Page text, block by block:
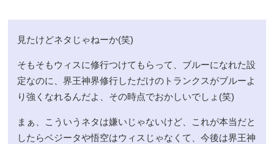
見たけどネタじゃねーか(笑)
そもそもウィスに修行つけてもらって、ブルーになれた設
定なのに、界王神界修行しただけのトランクスがブルーよ
り強くなれるんだよ、その時点でおかしいでしょ(笑)
まぁ、こういうネタは嫌いじゃないけど、これが本当だと
したらベジータや悟空はウィスじゃなくて、今後は界王神